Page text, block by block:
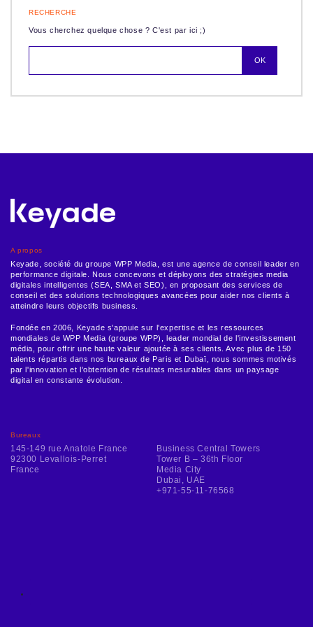
RECHERCHE
Vous cherchez quelque chose ? C'est par ici ;)
Bureaux
145-149 rue Anatole France
92300 Levallois-Perret
France
Business Central Towers
Tower B – 36th Floor
Media City
Dubai, UAE
+971-55-11-76568
A propos
Keyade, société du groupe WPP Media, est une agence de conseil leader en
performance digitale. Nous concevons et déployons des stratégies media
digitales intelligentes (SEA, SMA et SEO), en proposant des services de
conseil et des solutions technologiques avancées pour aider nos clients à
atteindre leurs objectifs business.
Fondée en 2006, Keyade s'appuie sur l'expertise et les ressources
mondiales de WPP Media (groupe WPP), leader mondial de l'investissement
média, pour offrir une haute valeur ajoutée à ses clients. Avec plus de 150
talents répartis dans nos bureaux de Paris et Dubaï, nous sommes motivés
par l'innovation et l'obtention de résultats mesurables dans un paysage
digital en constante évolution.